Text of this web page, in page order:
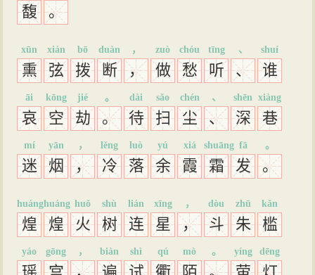
馥 。
熏
xūn
弦
xián
拨
bō
断
duàn
，
，
做
zuò
愁
chóu
听
tīng
、
、
谁
shuí
哀
āi
空
kōng
劫
jié
。
。
待
dài
扫
sǎo
尘
chén
、
、
深
shēn
巷
xiàng
迷
mí
烟
yān
，
，
冷
lěng
落
luò
余
yú
霞
xiá
霜
shuāng
发
fā
。
。
煌
huáng
煌
huáng
火
huǒ
树
shù
连
lián
星
xīng
，
，
斗
dòu
朱
zhū
槛
kǎn
yáo gōng ， biàn shì qú mò 。 yíng dēng